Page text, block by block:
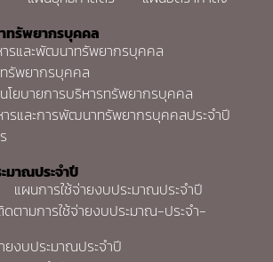
ทรัพยากรบุคคล
รและพัฒนาทรัพยากรบุคคล
รัพยากรบุคคล
โยบายการบริหารทรัพยากรบุคคล
รและการพัฒนาทรัพยากรบุคคลประจำปี
มาณประจำปี
แผนการใช้จ่ายงบประมาณประจำปี
ตามการใช้จ่ายงบประมาณ-ประจำ-
ยงบประมาณประจำปี